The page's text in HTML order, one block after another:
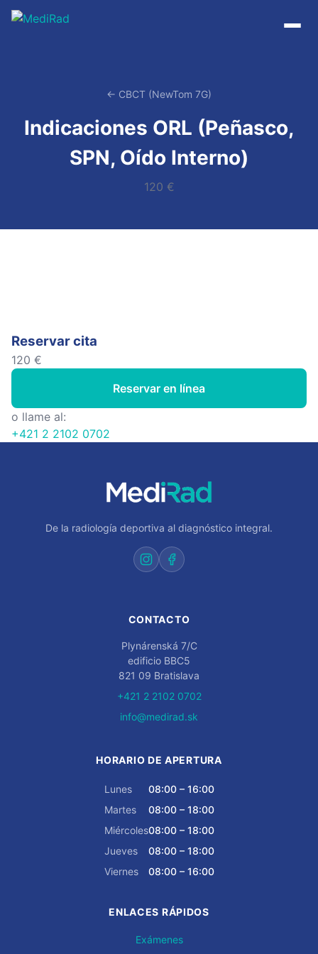
Saltar
← CBCT (NewTom 7G)
Indicaciones ORL (Peñasco,
SPN, Oído Interno)
120 €
Reservar cita
120 €
Reservar en línea
o llame al:
+421 2 2102 0702
De la radiología deportiva al diagnóstico integral.
CONTACTO
Plynárenská 7/C
edificio BBC5
821 09 Bratislava
+421 2 2102 0702
info@medirad.sk
HORARIO DE APERTURA
Lunes
08:00 – 16:00
Martes
08:00 – 18:00
Miércoles08:00 – 18:00
Jueves
08:00 – 18:00
Viernes
08:00 – 16:00
ENLACES RÁPIDOS
Exámenes